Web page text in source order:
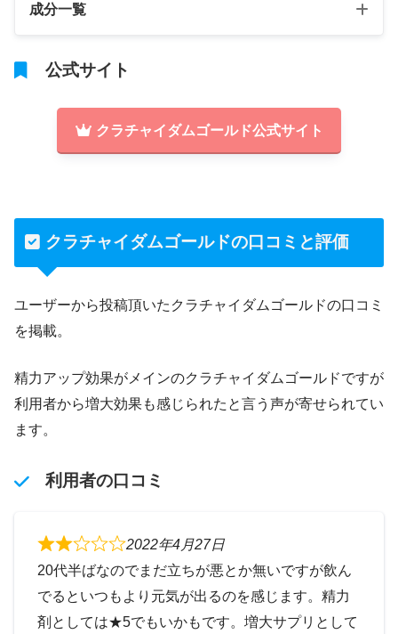
成分一覧
公式サイト
クラチャイダムゴールド公式サイト
クラチャイダムゴールドの口コミと評価
ユーザーから投稿頂いたクラチャイダムゴールドの口コミ
を掲載。
精力アップ効果がメインのクラチャイダムゴールドですが
利用者から増大効果も感じられたと言う声が寄せられてい
ます。
利用者の口コミ
2022年4月27日
20代半ばなのでまだ立ちが悪とか無いですが飲ん
でるといつもより元気が出るのを感じます。精力
剤としては★5でもいかもです。増大サプリとして